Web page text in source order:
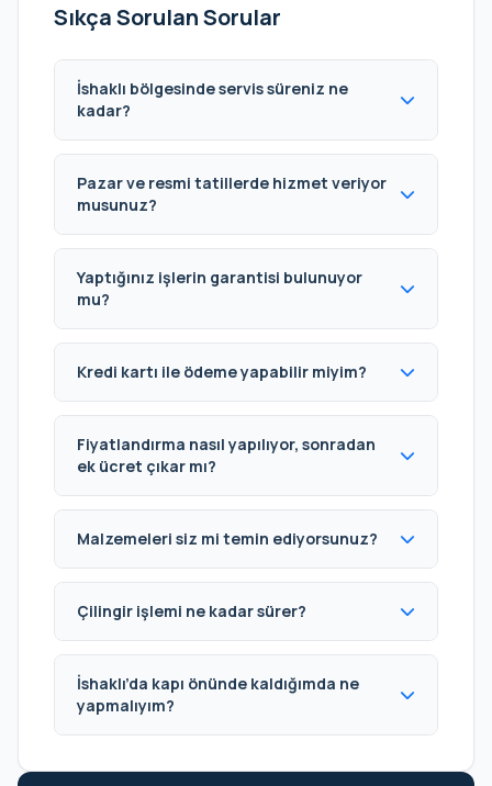
Sıkça Sorulan Sorular
İshaklı bölgesinde servis süreniz ne
kadar?
Pazar ve resmi tatillerde hizmet veriyor
musunuz?
Yaptığınız işlerin garantisi bulunuyor
mu?
Kredi kartı ile ödeme yapabilir miyim?
Fiyatlandırma nasıl yapılıyor, sonradan
ek ücret çıkar mı?
Malzemeleri siz mi temin ediyorsunuz?
Çilingir işlemi ne kadar sürer?
İshaklı’da kapı önünde kaldığımda ne
yapmalıyım?